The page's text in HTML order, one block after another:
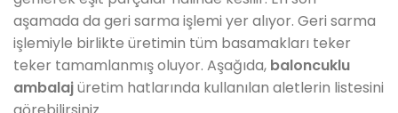
aşamada da geri sarma işlemi yer alıyor. Geri sarma
işlemiyle birlikte üretimin tüm basamakları teker
teker tamamlanmış oluyor. Aşağıda, baloncuklu
ambalajüretim hatlarında kullanılan aletlerin listesini